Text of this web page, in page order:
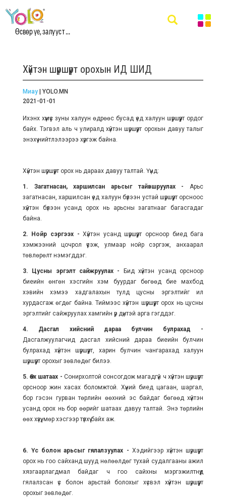
Өсвөр үе, залууст ...
Хүйтэн шүршүүрт орохын ИД ШИД
Миау| YOLO.MN
2021-01-01
Ихэнх хүмүүс зуны халуун өдрөөс бусад үед халуун шүршүүрт ордог
байх. Тэгвэл аль ч улиралд хүйтэн шүршүүрт орохын давуу талыг
энэхүү нийтлэлээрээ хүргэж байна.
Хүйтэн шүршүүрт орох нь дараах давуу талтай. Үүнд:
1. Загатнасан, харшилсан арьсыг тайвшруулах -
Арьс
загатнасан, харшилсан үед халуун бүлээн устай шүршүүрт орсноос
хүйтэн бүлээн усанд орох нь арьсны загатнааг багасгадаг
байна.
2. Нойр сэргээх - Хүйтэн усанд шүршүүрт орсноор биед бага
хэмжээний цочрол үүсэж, улмаар нойр сэргэж, анхаарал
төвлөрөлт нэмэгддэг.
3. Цусны эргэлт сайжруулах -
Бид хүйтэн усанд орсноор
биеийн өнгөн хэсгийн хэм буурдаг бөгөөд бие махбод
хэвийн хэмээ хадгалахын тулд цусны эргэлтийг илүү
хурдасгаж өгдөг байна. Тиймээс хүйтэн шүршүүрт орох нь цусны
эргэлтийг сайжруулах хамгийн үр дүнтэй арга гэгддэг.
4. Дасгал хийсний дараа булчин булрахад -
Дасгалжуулагчид дасгал хийсний дараа биеийн булчин
булрахад хүйтэн шүршүүрт, харин булчин чангарахад халуун
шүршүүрт орохыг зөвлөдөг билээ.
5. Өөх шатаах - Сонирхолтой сонсогдож магадгүй ч хүйтэн шүршүүрт
орсноор жин хасах боломжтой. Хүний биед цагаан, шаргал,
бор гэсэн гурван төрлийн өөхний эс байдаг бөгөөд хүйтэн
усанд орох нь бор өөрийг шатаах давуу талтай. Энэ төрлийн
өөх хүзүү, мөр хэсгээр түлхүү байх аж.
6. Үс болон арьсыг гялалзуулах - Хэдийгээр хүйтэн шүршүүрт
орох нь гоо сайханд шууд нөлөөлдөг тухай судалгааны ажил
хязгаарлагдмал байдаг ч гоо сайхны мэргэжилтнүүд
гялалзсан үс болон арьстай болохыг хүсвэл хүйтэн шүршүүрт
орохыг зөвлөдөг.